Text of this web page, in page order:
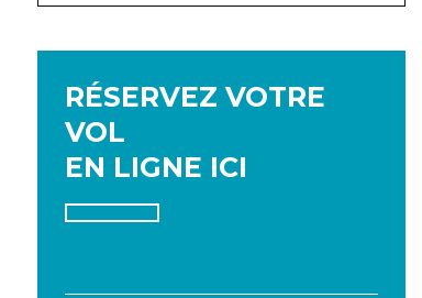
RÉSERVEZ VOTRE
VOL
EN LIGNE ICI